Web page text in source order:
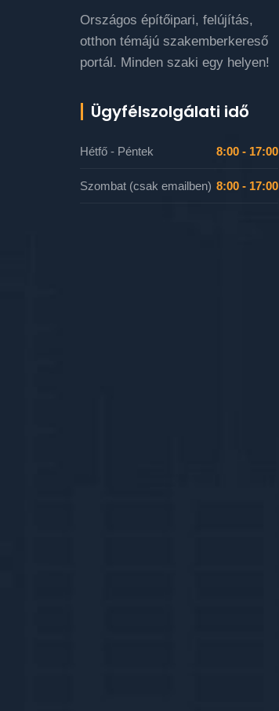
Országos építőipari, felújítás,
otthon témájú szakemberkereső
portál. Minden szaki egy helyen!
Ügyfélszolgálati idő
Hétfő - Péntek 8:00 - 17:00
Szombat (csak emailben) 8:00 - 17:00